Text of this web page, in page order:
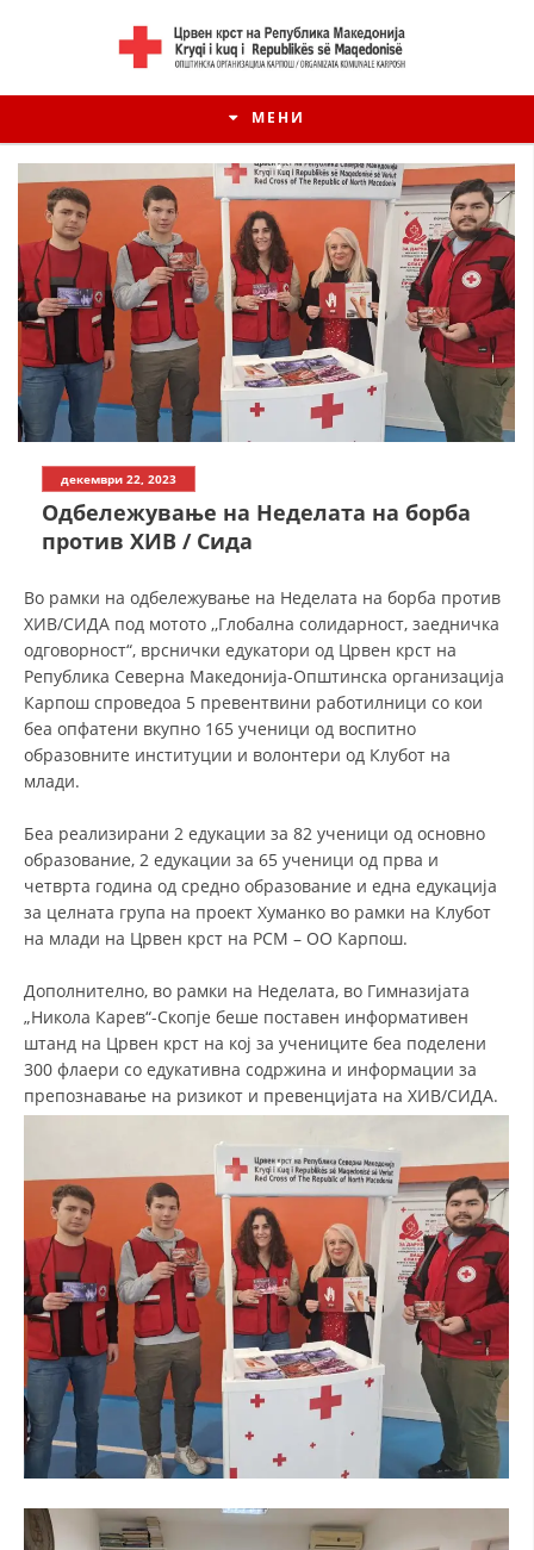
МЕНИ
ДЕЈСТВУВАЊЕ
ПРИРАЧНИЦИ
ЕДУКАТИВНО ИНФОРМАТИВНИ МАТЕРИЈАЛИ
ПОСТЕРИ
декември 22, 2023
Одбележување на Неделата на борба
против ХИВ / Сида
Во рамки на одбележување на Неделата на борба против
ХИВ/СИДА под мотото ,,Глобална солидарност, заедничка
одговорност“, врснички едукатори од Црвен крст на
Република Северна Македонија-Општинска организација
Карпош спроведоа 5 превентвини работилници со кои
беа опфатени вкупно 165 ученици од воспитно
образовните институции и волонтери од Клубот на
млади.
Беа реализирани 2 едукации за 82 ученици од основно
образование, 2 едукации за 65 ученици од прва и
четврта година од средно образование и една едукација
за целната група на проект Хуманко во рамки на Клубот
на млади на Црвен крст на РСМ – ОО Карпош.
Дополнително, во рамки на Неделата, во Гимназијата
„Никола Карев“-Скопје беше поставен информативен
штанд на Црвен крст на кој за учениците беа поделени
300 флаери со едукативна содржина и информации за
препознавање на ризикот и превенцијата на ХИВ/СИДА.